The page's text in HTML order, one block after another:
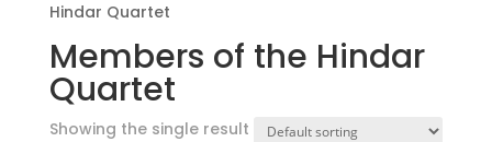
Hindar Quartet
Members of the Hindar
Quartet
Showing the single result